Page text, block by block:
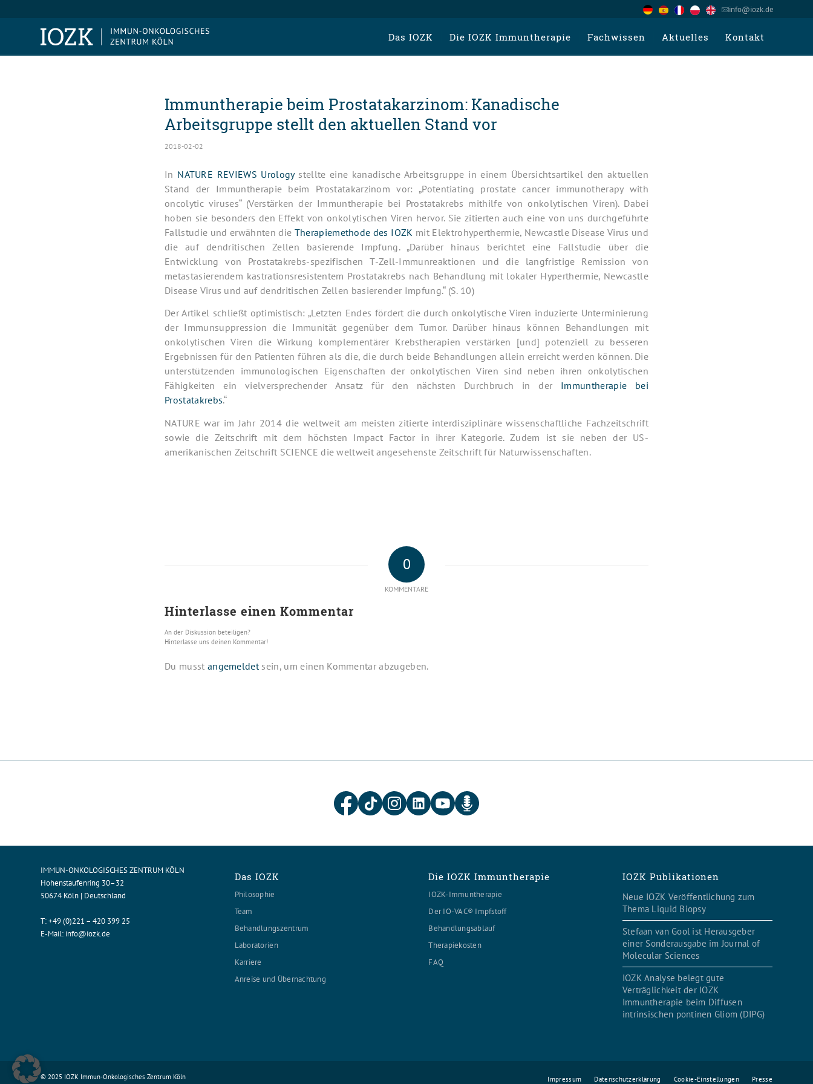
info@iozk.de
Das IOZK Die IOZK Immuntherapie Fachwissen Aktuelles Kontakt
Immuntherapie beim Prostatakarzinom: Kanadische
Arbeitsgruppe stellt den aktuellen Stand vor
2018-02-02
In NATURE REVIEWS Urologystellte eine kanadische Arbeitsgruppe in einem Übersichtsartikel den aktuellen
Stand der Immuntherapie beim Prostatakarzinom vor: „Potentiating prostate cancer immunotherapy with
oncolytic viruses“ (Verstärken der Immuntherapie bei Prostatakrebs mithilfe von onkolytischen Viren). Dabei
hoben sie besonders den Effekt von onkolytischen Viren hervor. Sie zitierten auch eine von uns durchgeführte
Fallstudie und erwähnten die Therapiemethode des IOZK mit Elektrohyperthermie, Newcastle Disease Virus und
die auf dendritischen Zellen basierende Impfung. „Darüber hinaus berichtet eine Fallstudie über die
Entwicklung von Prostatakrebs-spezifischen T-Zell-Immunreaktionen und die langfristige Remission von
metastasierendem kastrationsresistentem Prostatakrebs nach Behandlung mit lokaler Hyperthermie, Newcastle
Disease Virus und auf dendritischen Zellen basierender Impfung.“ (S. 10)
Der Artikel schließt optimistisch: „Letzten Endes fördert die durch onkolytische Viren induzierte Unterminierung
der Immunsuppression die Immunität gegenüber dem Tumor. Darüber hinaus können Behandlungen mit
onkolytischen Viren die Wirkung komplementärer Krebstherapien verstärken [und] potenziell zu besseren
Ergebnissen für den Patienten führen als die, die durch beide Behandlungen allein erreicht werden können. Die
unterstützenden immunologischen Eigenschaften der onkolytischen Viren sind neben ihren onkolytischen
Fähigkeiten ein vielversprechender Ansatz für den nächsten Durchbruch in der Immuntherapie bei
Prostatakrebs.“
NATURE war im Jahr 2014 die weltweit am meisten zitierte interdisziplinäre wissenschaftliche Fachzeitschrift
sowie die Zeitschrift mit dem höchsten Impact Factor in ihrer Kategorie. Zudem ist sie neben der US-
amerikanischen Zeitschrift SCIENCE die weltweit angesehenste Zeitschrift für Naturwissenschaften.
0
KOMMENTARE
Hinterlasse einen Kommentar
An der Diskussion beteiligen?
Hinterlasse uns deinen Kommentar!
Du musst angemeldetsein, um einen Kommentar abzugeben.
IMMUN-ONKOLOGISCHES ZENTRUM KÖLN
Hohenstaufenring 30–32
50674 Köln | Deutschland
T:+49 (0)221 – 420 399 25
E-Mail: info@iozk.de
Das IOZK
Philosophie
Team
Behandlungszentrum
Laboratorien
Karriere
Anreise und Übernachtung
Die IOZK Immuntherapie
IOZK-Immuntherapie
Der IO-VAC® Impfstoff
Behandlungsablauf
Therapiekosten
FAQ
IOZK Publikationen
Neue IOZK Veröffentlichung zum
Thema Liquid Biopsy
Stefaan van Gool ist Herausgeber
einer Sonderausgabe im Journal of
Molecular Sciences
IOZK Analyse belegt gute
Verträglichkeit der IOZK
Immuntherapie beim Diffusen
intrinsischen pontinen Gliom (DIPG)
© 2025 IOZK Immun-Onkologisches Zentrum Köln Impressum Datenschutzerklärung Cookie-Einstellungen Presse